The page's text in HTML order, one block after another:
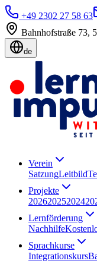
+49 2302 27 58 63
Bahnhofstraße 73,
de
Verein
SatzungLeitbild
Projekte
202620252024
Lernförderung
Nachhilfe
Sprachkurse
Integrationskurs